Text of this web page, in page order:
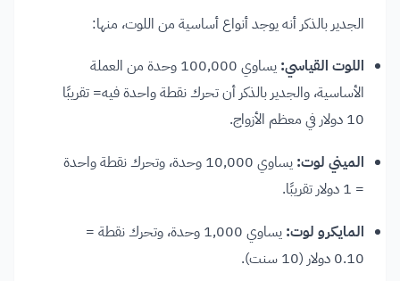
الجدير بالذكر أنه يوجد أنواع أساسية من اللوت، منها:
اللوت القياسي:
يساوي 100,000 وحدة من العملة
الأساسية، والجدير بالذكر أن تحرك نقطة واحدة فيه= تقريبًا
10 دولار في معظم الأزواج.
الميني لوت:
يساوي 10,000 وحدة، وتحرك نقطة واحدة
= 1 دولار تقريبًا.
المايكرو لوت:
يساوي 1,000 وحدة، وتحرك نقطة =
0.10 دولار (10 سنت).